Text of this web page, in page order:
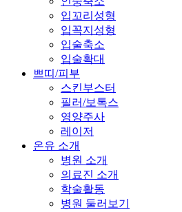
입꼬리성형
입꼭지성형
입술축소
입술확대
쁘띠/피부
스킨부스터
필러/보톡스
영양주사
레이저
온유 소개
병원 소개
의료진 소개
학술활동
병원 둘러보기